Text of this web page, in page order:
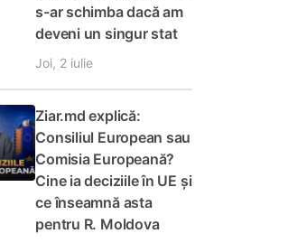
s-ar schimba dacă am
deveni un singur stat
Joi, 2 iulie
Ziar.md explică:
Consiliul European sau
Comisia Europeană?
Cine ia deciziile în UE și
ce înseamnă asta
pentru R. Moldova